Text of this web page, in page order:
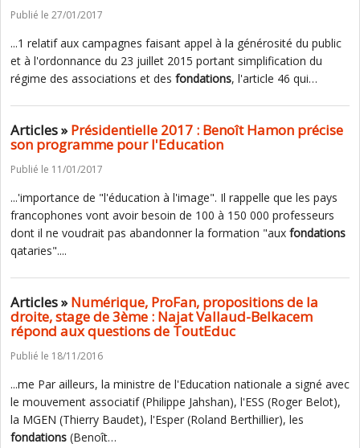
Publié le 27/01/2017
...1 relatif aux campagnes faisant appel à la générosité du public
et à l'ordonnance du 23 juillet 2015 portant simplification du
régime des associations et des fondations, l'article 46 qui…
Articles »Présidentielle 2017 : Benoît Hamon précise
son programme pour l'Education
Publié le 11/01/2017
...'importance de "l'éducation à l'image". Il rappelle que les pays
francophones vont avoir besoin de 100 à 150 000 professeurs
dont il ne voudrait pas abandonner la formation "aux fondations
qataries"....
Articles »Numérique, ProFan, propositions de la
droite, stage de 3ème : Najat Vallaud-Belkacem
répond aux questions de ToutEduc
Publié le 18/11/2016
...me Par ailleurs, la ministre de l'Education nationale a signé avec
le mouvement associatif (Philippe Jahshan), l'ESS (Roger Belot),
la MGEN (Thierry Baudet), l'Esper (Roland Berthillier), les
fondations (Benoît…